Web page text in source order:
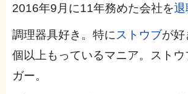
2016年9月に11年務めた会社を退
調理器具好き。特に ストウブが好
個以上もっているマニア。ストウ
ガー。